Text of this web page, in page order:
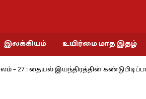
இலக்கியம் உயிர்மை மாத இதழ்
: தையல் இயந்திரத்தின் கண்டுபிடிப்பாளர்